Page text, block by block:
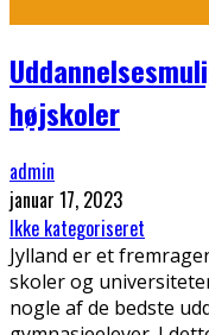
højskoler
admin
januar 17, 2023
Ikke kategoriseret
Jylland er et
skoler og
nogle af de bedste